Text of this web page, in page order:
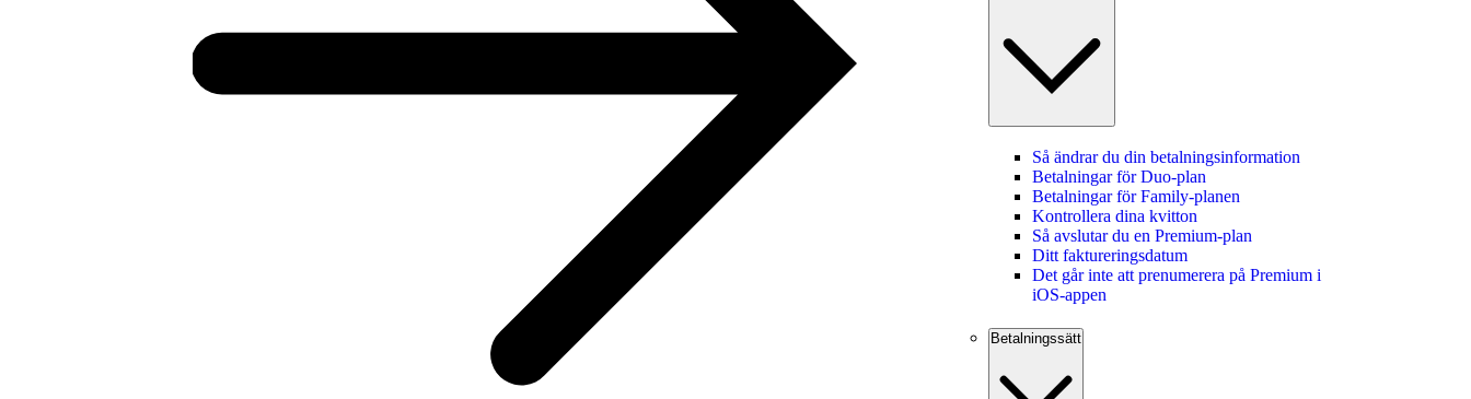
Så ändrar du din betalningsinformation
Betalningar för Duo-plan
Betalningar för Family-planen
Kontrollera dina kvitton
Så avslutar du en Premium‑plan
Ditt faktureringsdatum
Det går inte att prenumerera på Premium i
iOS-appen
Betalningssätt